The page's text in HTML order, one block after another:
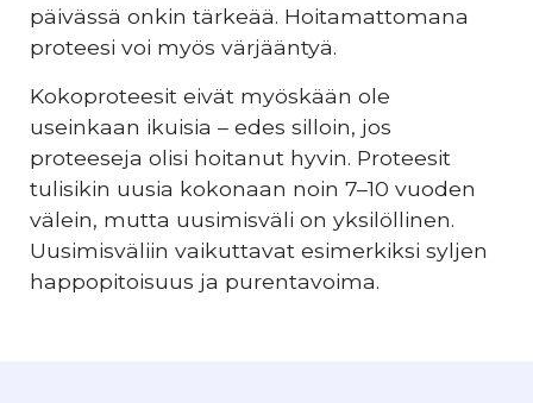
päivässä onkin tärkeää. Hoitamattomana
proteesi voi myös värjääntyä.
Kokoproteesit eivät myöskään ole
useinkaan ikuisia – edes silloin, jos
proteeseja olisi hoitanut hyvin. Proteesit
tulisikin uusia kokonaan noin 7–10 vuoden
välein, mutta uusimisväli on yksilöllinen.
Uusimisväliin vaikuttavat esimerkiksi syljen
happopitoisuus ja purentavoima.